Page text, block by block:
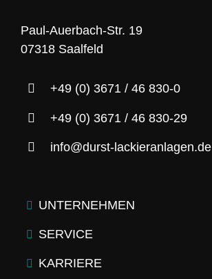
Paul-Auerbach-Str. 19
07318 Saalfeld
+49 (0) 3671 / 46 830-0
+49 (0) 3671 / 46 830-29
info@durst-lackieranlagen.de
UNTERNEHMEN
SERVICE
KARRIERE